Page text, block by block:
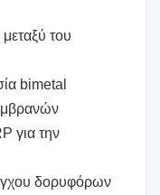
του
bimetal
για την
δορυφόρων